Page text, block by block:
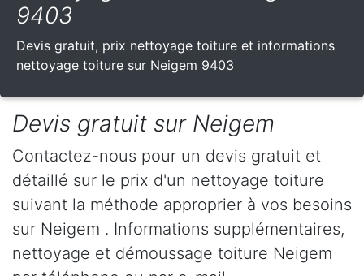
9403
Devis gratuit, prix nettoyage toiture et informations
nettoyage toiture sur Neigem 9403
Devis gratuit sur Neigem
Contactez-nous pour un devis gratuit et
détaillé sur le prix d'un nettoyage toiture
suivant la méthode approprier à vos besoins
sur Neigem . Informations supplémentaires,
nettoyage et démoussage toiture Neigem